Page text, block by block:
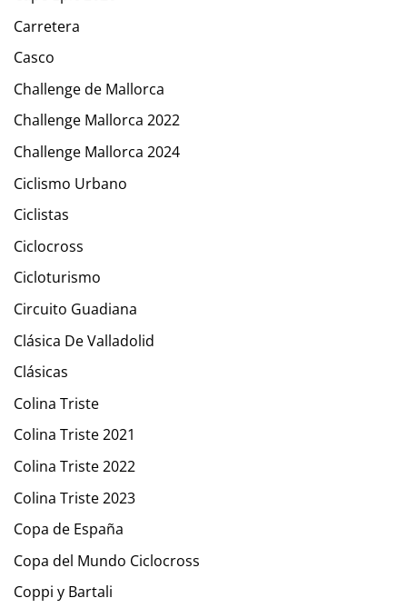
Carretera
Casco
Challenge de Mallorca
Challenge Mallorca 2022
Challenge Mallorca 2024
Ciclismo Urbano
Ciclistas
Ciclocross
Cicloturismo
Circuito Guadiana
Clásica De Valladolid
Clásicas
Colina Triste
Colina Triste 2021
Colina Triste 2022
Colina Triste 2023
Copa de España
Copa del Mundo Ciclocross
Coppi y Bartali